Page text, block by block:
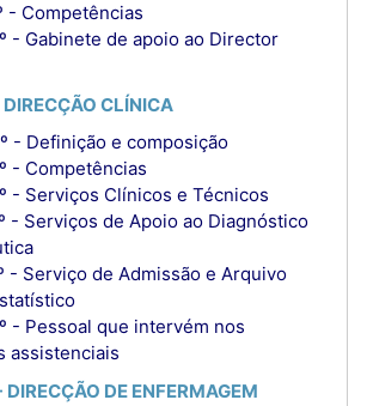
- Competências
- Gabinete de apoio ao Director
CLÍNICA
- Definição e composição
- Competências
- Serviços Clínicos e Técnicos
- Serviços de Apoio ao Diagnóstico
- Serviço de Admissão e Arquivo
- Pessoal que intervém nos
assistenciais
DE ENFERMAGEM